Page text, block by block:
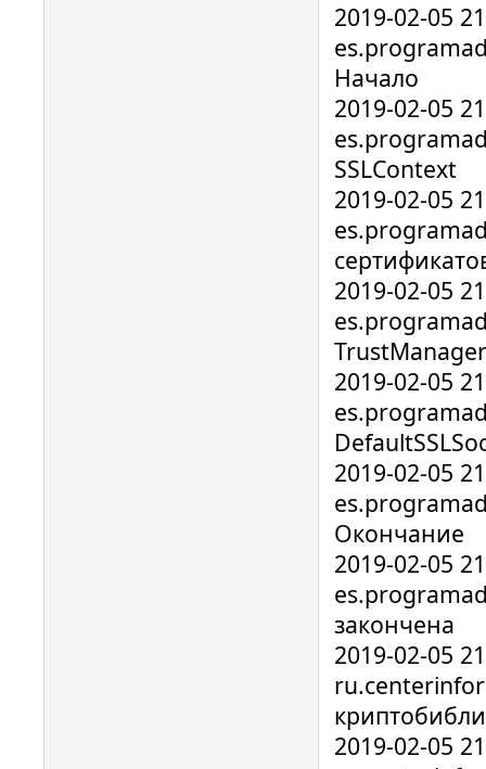
2019-02-05
Начало
2019-02-05
SSLContext
2019-02-05
2019-02-05
TrustManager
2019-02-05
2019-02-05
Окончание
2019-02-05
закончена
2019-02-05
2019-02-05